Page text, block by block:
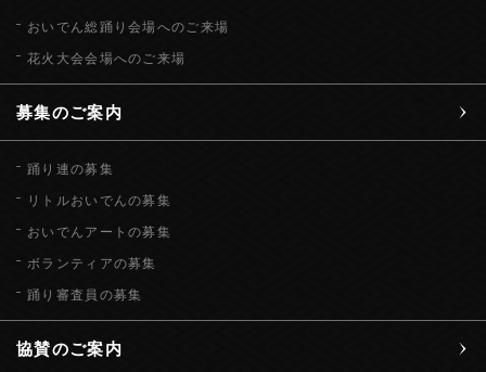
おいでん総踊り会場へのご来場
花火大会会場へのご来場
募集のご案内
踊り連の募集
リトルおいでんの募集
おいでんアートの募集
ボランティアの募集
踊り審査員の募集
協賛のご案内